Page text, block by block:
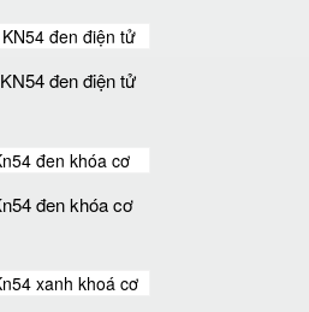
đen điện tử
đen khóa cơ